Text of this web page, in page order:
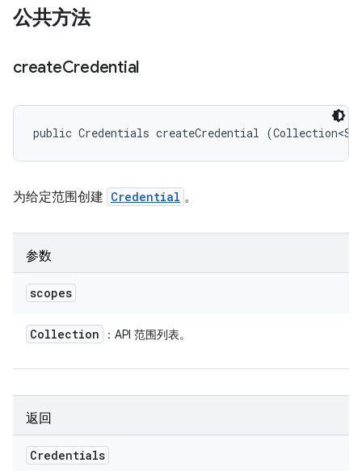
公共方法
createCredential
public Credentials createCredential
为给定范围创建 Credential 。
参数
scopes
Collection ：API 范围列表。
返回
Credentials